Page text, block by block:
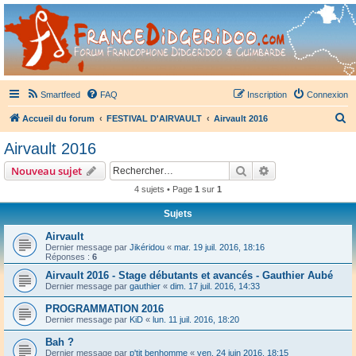
France Didgeridoo
Didgeridoo et Guimbarde sur France Didgeridoo - retrouvez la communauté.
Smartfeed FAQ Connexion
Inscription
Accueil du forum FESTIVAL D'AIRVAULT Airvault 2016
Airvault 2016
Nouveau sujet Rechercher
4 sujets • Page 1 sur 1
Sujets
Airvault
Dernier message par Jikéridou « mar. 19 juil. 2016, 18:16
Réponses : 6
Airvault 2016 - Stage débutants et avancés - Gauthier Aubé
Dernier message par gauthier « dim. 17 juil. 2016, 14:33
PROGRAMMATION 2016
Dernier message par KiD « lun. 11 juil. 2016, 18:20
Bah ?
Dernier message par p'tit benhomme « ven. 24 juin 2016, 18:15